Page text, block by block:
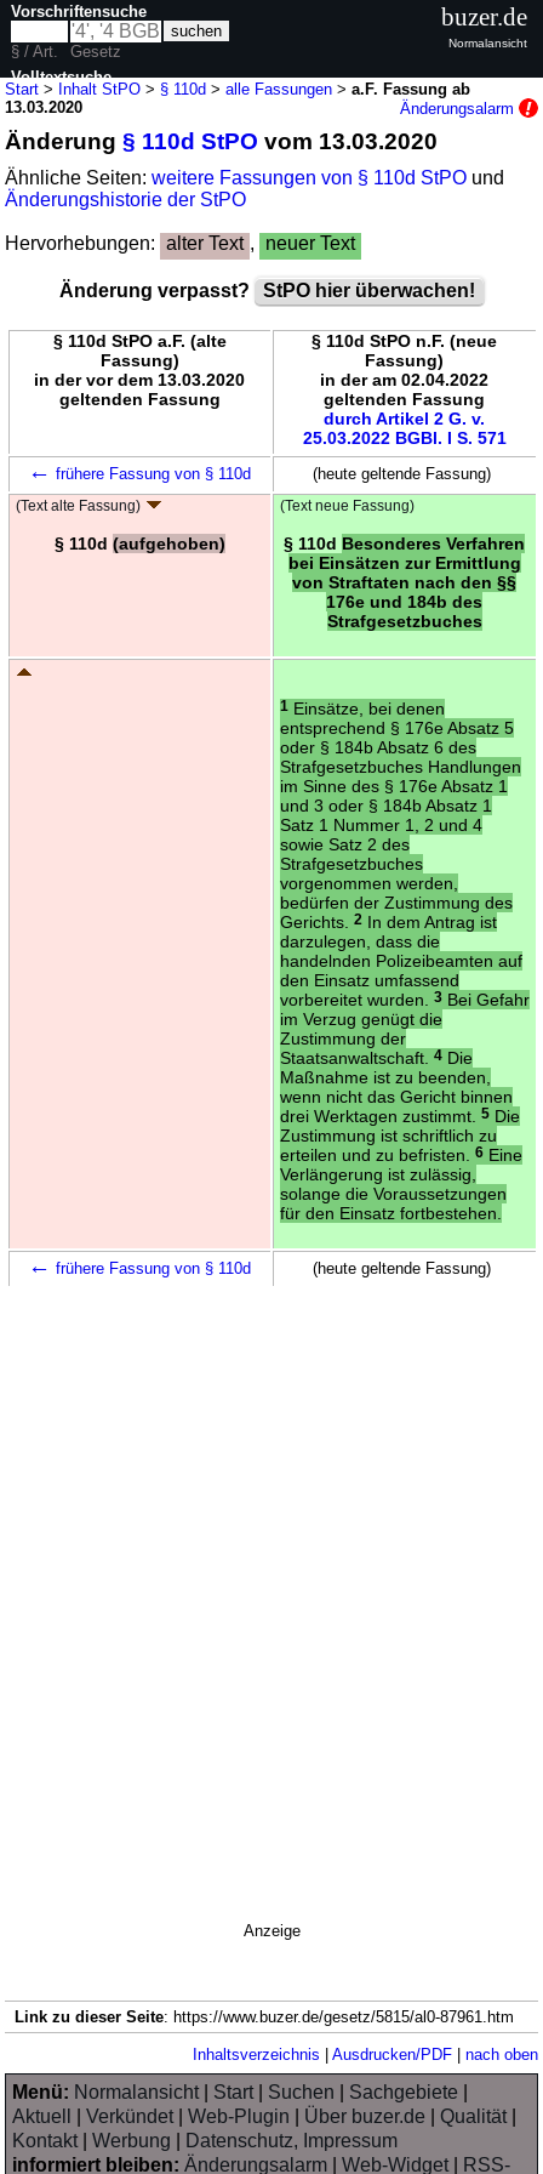
Start > Inhalt StPO > § 110d >alle Fassungen >a.F. Fassung ab
13.03.2020
Änderungsalarm
Änderung§ 110d StPO vom 13.03.2020
Ähnliche Seiten:weitere Fassungen von § 110d StPO und
Änderungshistorie der StPO
Hervorhebungen: alter Text , neuer Text
Änderung verpasst? StPO hier überwachen!
§ 110d StPO a.F. (alte
Fassung)
in der vor dem 13.03.2020
geltenden Fassung
§ 110d StPO n.F. (neue
Fassung)
in der am 02.04.2022
geltenden Fassung
durch Artikel 2 G. v.
25.03.2022 BGBl. I S. 571
← frühere Fassung von § 110d (heute geltende Fassung)
(Text alte Fassung)
§ 110d (aufgehoben)
(Text neue Fassung)
§ 110d Besonderes Verfahren
bei Einsätzen zur Ermittlung
von Straftaten nach den §§
176e und 184b des
Strafgesetzbuches
1Einsätze, bei denen
entsprechend § 176e Absatz 5
oder § 184b Absatz 6 des
Strafgesetzbuches Handlungen
im Sinne des § 176e Absatz 1
und 3 oder § 184b Absatz 1
Satz 1 Nummer 1, 2 und 4
sowie Satz 2 des
Strafgesetzbuches
vorgenommen werden,
bedürfen der Zustimmung des
Gerichts.
2In dem Antrag ist
darzulegen, dass die
handelnden Polizeibeamten auf
den Einsatz umfassend
vorbereitet wurden.
3Bei Gefahr
im Verzug genügt die
Zustimmung der
Staatsanwaltschaft.
4Die
Maßnahme ist zu beenden,
wenn nicht das Gericht binnen
drei Werktagen zustimmt.
5Die
Zustimmung ist schriftlich zu
erteilen und zu befristen.
6Eine
Verlängerung ist zulässig,
solange die Voraussetzungen
für den Einsatz fortbestehen.
← frühere Fassung von § 110d (heute geltende Fassung)
Vorschriftensuche
§ / Art.
Gesetz
Volltextsuche
buzer.de
Normalansicht
Anzeige
Link zu dieser Seite: https://www.buzer.de/gesetz/5815/al0-87961.htm
Inhaltsverzeichnis | Ausdrucken/PDF| nach oben
Menü: Normalansicht| Start| Suchen Sachgebiete
Aktuell
|Verkündet|Web-Plugin Über buzer.de |Qualität|
Kontakt|Werbung
Datenschutz, Impressum
informiert bleiben: Änderungsalarm |Web-Widget| RSS-